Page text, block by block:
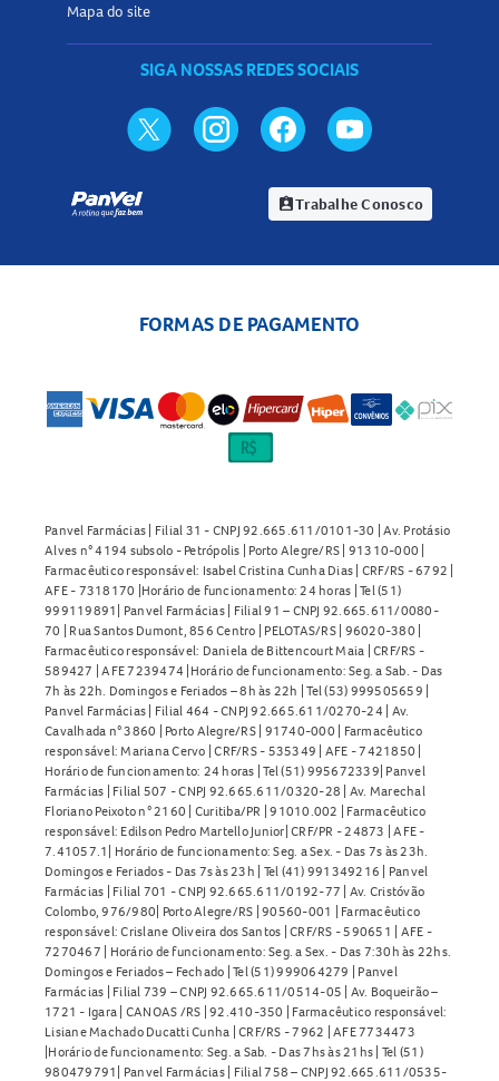
Mapa do site
SIGA NOSSAS REDES SOCIAIS
assignment_indTrabalhe Conosco
FORMAS DE PAGAMENTO
Panvel Farmácias | Filial 31 - CNPJ 92.665.611/0101-30 | Av. Protásio
Alves n° 4194 subsolo - Petrópolis | Porto Alegre/RS | 91310-000 |
Farmacêutico responsável: Isabel Cristina Cunha Dias | CRF/RS - 6792 |
AFE - 7318170 |Horário de funcionamento: 24 horas | Tel (51)
999119891| Panvel Farmácias | Filial 91 – CNPJ 92.665.611/0080-
70 | Rua Santos Dumont, 856 Centro | PELOTAS/RS | 96020-380 |
Farmacêutico responsável: Daniela de Bittencourt Maia | CRF/RS -
589427 | AFE 7239474 |Horário de funcionamento: Seg. a Sab. - Das
7h às 22h. Domingos e Feriados – 8h às 22h | Tel (53) 999505659 |
Panvel Farmácias | Filial 464 - CNPJ 92.665.611/0270-24 | Av.
Cavalhada n° 3860 | Porto Alegre/RS | 91740-000 | Farmacêutico
responsável: Mariana Cervo | CRF/RS - 535349 | AFE - 7421850 |
Horário de funcionamento: 24 horas | Tel (51) 995672339| Panvel
Farmácias | Filial 507 - CNPJ 92.665.611/0320-28 | Av. Marechal
Floriano Peixoto n° 2160 | Curitiba/PR | 91010.002 | Farmacêutico
responsável: Edilson Pedro Martello Junior| CRF/PR - 24873 | AFE -
7.41057.1| Horário de funcionamento: Seg. a Sex. - Das 7s às 23h.
Domingos e Feriados - Das 7s às 23h | Tel (41) 991349216 | Panvel
Farmácias | Filial 701 - CNPJ 92.665.611/0192-77 | Av. Cristóvão
Colombo, 976/980| Porto Alegre/RS | 90560-001 | Farmacêutico
responsável: Crislane Oliveira dos Santos | CRF/RS - 590651 | AFE -
7270467 | Horário de funcionamento: Seg. a Sex. - Das 7:30h às 22hs.
Domingos e Feriados – Fechado | Tel (51) 999064279 | Panvel
Farmácias | Filial 739 – CNPJ 92.665.611/0514-05 | Av. Boqueirão –
1721 - Igara | CANOAS /RS | 92.410-350 | Farmacêutico responsável:
Lisiane Machado Ducatti Cunha | CRF/RS - 7962 | AFE 7734473
|Horário de funcionamento: Seg. a Sab. - Das 7hs às 21hs | Tel (51)
980479791| Panvel Farmácias | Filial 758 – CNPJ 92.665.611/0535-